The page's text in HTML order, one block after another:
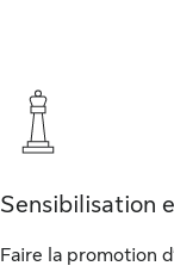
Sensibilisation
Faire la promotion